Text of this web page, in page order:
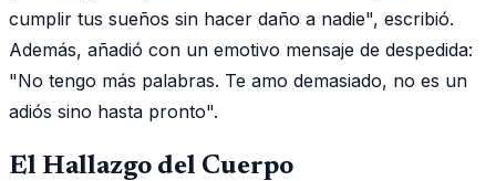
cumplir tus sueños sin hacer daño a nadie", escribió.
Además, añadió con un emotivo mensaje de despedida:
"No tengo más palabras. Te amo demasiado, no es un
adiós sino hasta pronto".
El Hallazgo del Cuerpo